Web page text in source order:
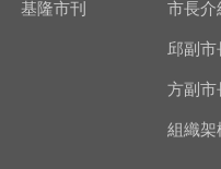
基隆市刊 市長介
邱副市
方副市
組織架